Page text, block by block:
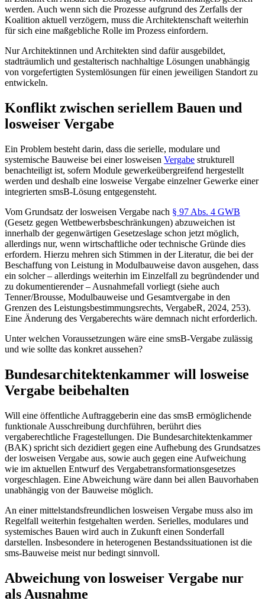
werden. Auch wenn sich die Prozesse aufgrund des Zerfalls der
Koalition aktuell verzögern, muss die Architektenschaft weiterhin
für sich eine maßgebliche Rolle im Prozess einfordern.
Nur Architektinnen und Architekten sind dafür ausgebildet,
stadträumlich und gestalterisch nachhaltige Lösungen unabhängig
von vorgefertigten Systemlösungen für einen jeweiligen Standort zu
entwickeln.
Konflikt zwischen seriellem Bauen und
losweiser Vergabe
Ein Problem besteht darin, dass die serielle, modulare und
systemische Bauweise bei einer losweisen Vergabe strukturell
benachteiligt ist, sofern Module gewerkeübergreifend hergestellt
werden und deshalb eine losweise Vergabe einzelner Gewerke einer
integrierten smsB-Lösung entgegensteht.
Vom Grundsatz der losweisen Vergabe nach § 97 Abs. 4 GWB
(Gesetz gegen Wettbewerbsbeschränkungen) abzuweichen ist
innerhalb der gegenwärtigen Gesetzeslage schon jetzt möglich,
allerdings nur, wenn wirtschaftliche oder technische Gründe dies
erfordern. Hierzu mehren sich Stimmen in der Literatur, die bei der
Beschaffung von Leistung in Modulbauweise davon ausgehen, dass
ein solcher – allerdings weiterhin im Einzelfall zu begründender und
zu dokumentierender – Ausnahmefall vorliegt (siehe auch
Tenner/Brousse, Modulbauweise und Gesamtvergabe in den
Grenzen des Leistungsbestimmungsrechts, VergabeR, 2024, 253).
Eine Änderung des Vergaberechts wäre demnach nicht erforderlich.
Unter welchen Voraussetzungen wäre eine smsB-Vergabe zulässig
und wie sollte das konkret aussehen?
Bundesarchitektenkammer will losweise
Vergabe beibehalten
Will eine öffentliche Auftraggeberin eine das smsB ermöglichende
funktionale Ausschreibung durchführen, berührt dies
vergaberechtliche Fragestellungen. Die Bundesarchitektenkammer
(BAK) spricht sich dezidiert gegen eine Aufhebung des Grundsatzes
der losweisen Vergabe aus, sowie auch gegen eine Aufweichung
wie im aktuellen Entwurf des Vergabetransformationsgesetzes
vorgeschlagen. Eine Abweichung wäre dann bei allen Bauvorhaben
unabhängig von der Bauweise möglich.
An einer mittelstandsfreundlichen losweisen Vergabe muss also im
Regelfall weiterhin festgehalten werden. Serielles, modulares und
systemisches Bauen wird auch in Zukunft einen Sonderfall
darstellen. Insbesondere in heterogenen Bestandssituationen ist die
sms-Bauweise meist nur bedingt sinnvoll.
Abweichung von losweiser Vergabe nur
als Ausnahme